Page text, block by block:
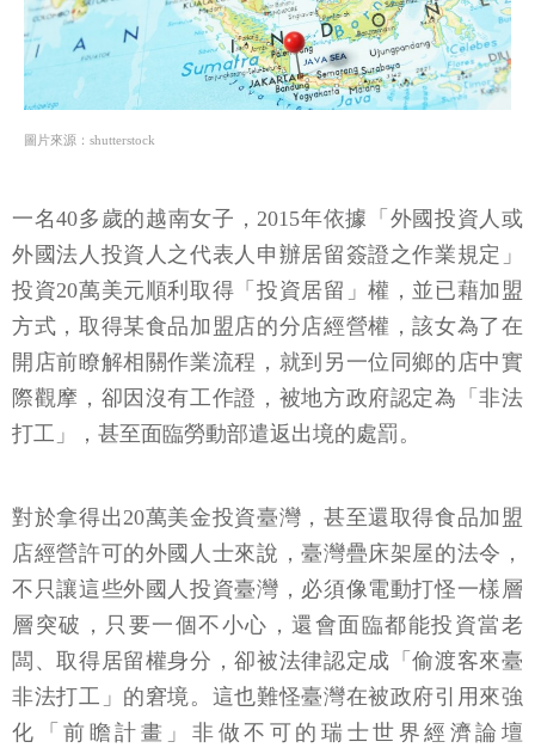
圖片來源：shutterstock
一名40多歲的越南女子，2015年依據「外國投資人或
外國法人投資人之代表人申辦居留簽證之作業規定」
投資20萬美元順利取得「投資居留」權，並已藉加盟
方式，取得某食品加盟店的分店經營權，該女為了在
開店前瞭解相關作業流程，就到另一位同鄉的店中實
際觀摩，卻因沒有工作證，被地方政府認定為「非法
打工」，甚至面臨勞動部遣返出境的處罰。
對於拿得出20萬美金投資臺灣，甚至還取得食品加盟
店經營許可的外國人士來說，臺灣疊床架屋的法令，
不只讓這些外國人投資臺灣，必須像電動打怪一樣層
層突破，只要一個不小心，還會面臨都能投資當老
闆、取得居留權身分，卻被法律認定成「偷渡客來臺
非法打工」的窘境。這也難怪臺灣在被政府引用來強
化「前瞻計畫」非做不可的瑞士世界經濟論壇